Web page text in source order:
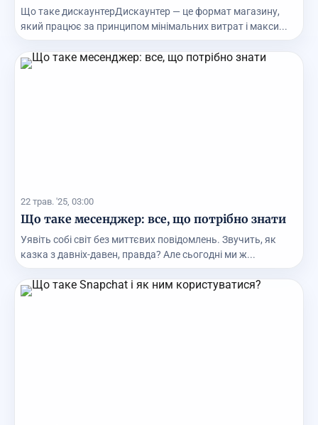
Що таке дискаунтерДискаунтер — це формат магазину,
який працює за принципом мінімальних витрат і макси...
22 трав. '25, 03:00
Що таке месенджер: все, що потрібно знати
Уявіть собі світ без миттєвих повідомлень. Звучить, як
казка з давніх-давен, правда? Але сьогодні ми ж...